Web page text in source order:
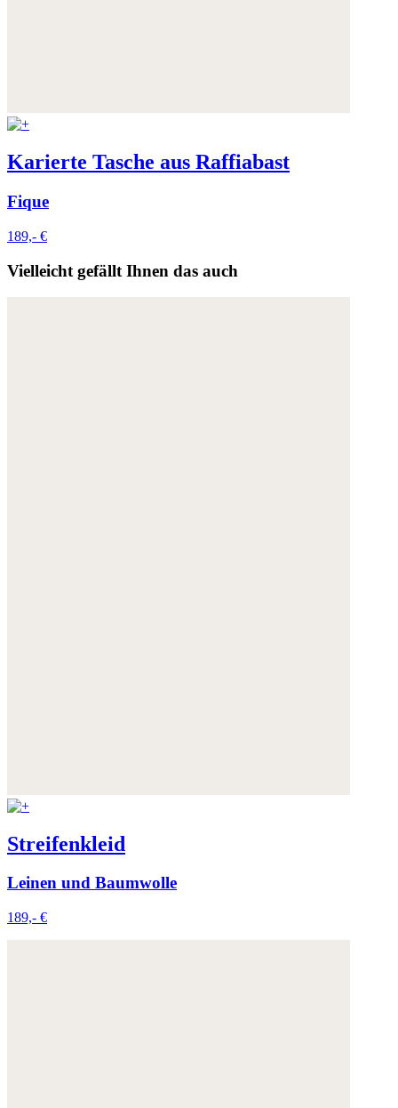
Karierte Tasche aus Raffiabast
Fique
189,- €
Vielleicht gefällt Ihnen das auch
Streifenkleid
Leinen und Baumwolle
189,- €